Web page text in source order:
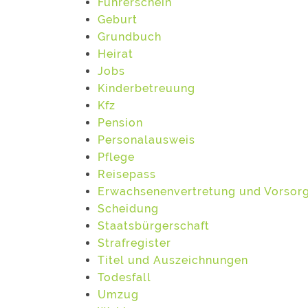
Geburt
Grundbuch
Heirat
Jobs
Kinderbetreuung
Kfz
Pension
Personalausweis
Pflege
Reisepass
Erwachsenenvertretung und
Scheidung
Staatsbürgerschaft
Strafregister
Titel und Auszeichnungen
Todesfall
Umzug